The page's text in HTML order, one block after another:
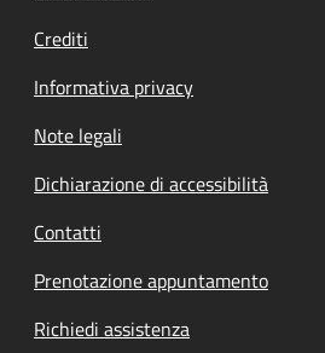
Crediti
Informativa privacy
Note legali
Dichiarazione di accessibilità
Contatti
Prenotazione appuntamento
Richiedi assistenza